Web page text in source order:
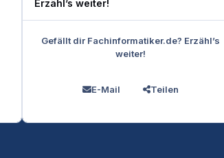
Erzähl’s weiter!
Gefällt dir Fachinformatiker.de? Erzähl’s
weiter!
E-Mail Teilen